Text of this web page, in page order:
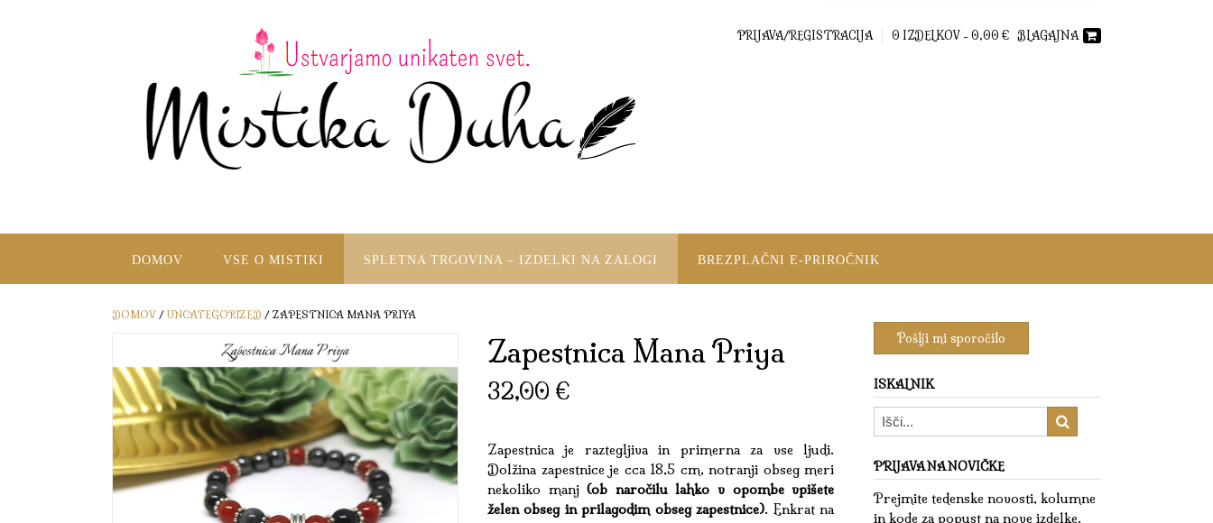
PRIJAVA/REGISTRACIJA 0 IZDELKOV - 0,00 € BLAGAJNA
DOMOV VSE O MISTIKI SPLETNA TRGOVINA – IZDELKI NA ZALOGI BREZPLAČNI E-PRIROČNIK
DOMOV / UNCATEGORIZED / ZAPESTNICA MANA PRIYA
Zapestnica Mana Priya
32,00 €
Zapestnica je raztegljiva in primerna za vse ljudi.
Dolžina zapestnice je cca 18,5 cm, notranji obseg meri
nekoliko manj(ob naročilu lahko v opombe vpišete
želen obseg in prilagodim obseg zapestnice). Enkrat na
ISKALNIK
PRIJAVA NA NOVIČKE
Prejmite tedenske novosti, kolumne
in kode za popust na nove izdelke.